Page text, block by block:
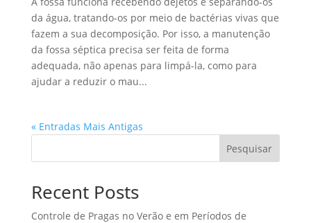
da água, tratando-os por meio de bactérias vivas que
fazem a sua decomposição. Por isso, a manutenção
da fossa séptica precisa ser feita de forma
adequada, não apenas para limpá-la, como para
ajudar a reduzir o mau...
« Entradas Mais Antigas
Pesquisar
Recent Posts
Controle de Pragas no Verão e em Períodos de